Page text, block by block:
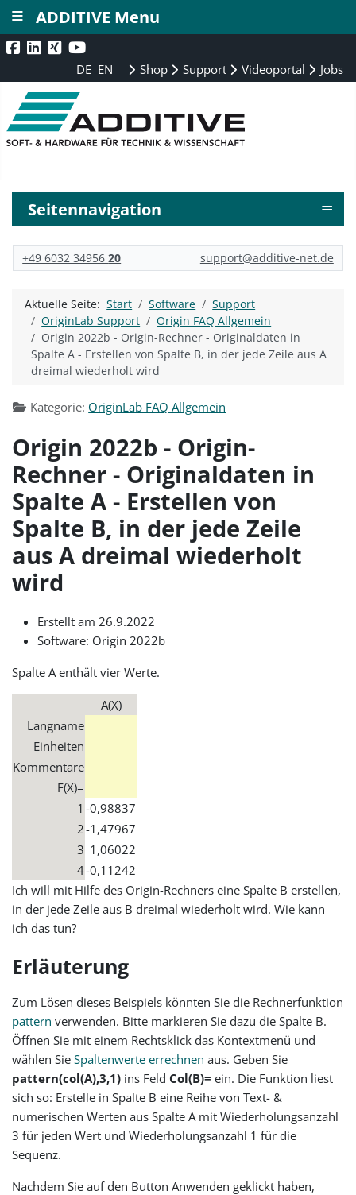
DE EN Shop Support Videoportal Jobs
Seitennavigation ≡
+49 6032 3495620 support@additive-net.de
Aktuelle Seite:Start Software
Support
OriginLab Support
Origin FAQ Allgemein
Origin 2022b - Origin-Rechner - Originaldaten in
Spalte A - Erstellen von Spalte B, in der jede Zeile aus A
dreimal wiederholt wird
Kategorie: OriginLab FAQ Allgemein
Origin 2022b - Origin-
Rechner - Originaldaten in
Spalte A - Erstellen von
Spalte B, in der jede Zeile
aus A dreimal wiederholt
wird
Erstellt am 26.9.2022
Software: Origin 2022b
Spalte A enthält vier Werte.
A(X)
Langname
Einheiten
Kommentare
F(X)=
1 -0,98837
2-1,47967
3 1,06022
4-0,11242
Ich will mit Hilfe des Origin-Rechners eine Spalte B erstellen,
in der jede Zeile aus B dreimal wiederholt wird. Wie kann
ich das tun?
Erläuterung
Zum Lösen dieses Beispiels könnten Sie die Rechnerfunktion
pattern verwenden. Bitte markieren Sie dazu die Spalte B.
Öffnen Sie mit einem Rechtsklick das Kontextmenü und
wählen SieSpaltenwerte errechnen aus. Geben Sie
pattern(col(A),3,1) ins FeldCol(B)= ein. Die Funktion liest
sich so: Erstelle in Spalte B eine Reihe von Text- &
numerischen Werten aus Spalte A mit Wiederholungsanzahl
3 für jeden Wert und Wiederholungsanzahl 1 für die
Sequenz.
Nachdem Sie auf den Button Anwenden geklickt haben,
ADDITIVE Menu
≡